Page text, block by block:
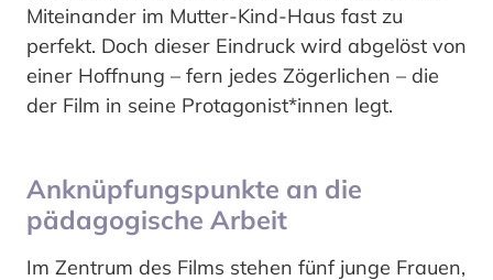
Miteinander im Mutter-Kind-Haus fast zu
perfekt. Doch dieser Eindruck wird abgelöst von
einer Hoffnung – fern jedes Zögerlichen – die
der Film in seine Protagonist*innen legt.
Anknüpfungspunkte an die
pädagogische Arbeit
Im Zentrum des Films stehen fünf junge Frauen,